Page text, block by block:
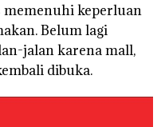
memenuhi keperluan
Belum lagi
jalan karena mall,
dibuka.